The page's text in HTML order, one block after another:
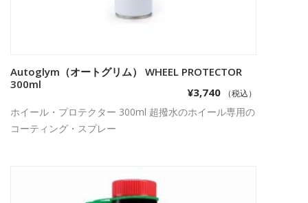
お買い物カゴに追加
Autoglym（オートグリム） WHEEL PROTECTOR
300ml
¥3,740 （税込）
ホイール・プロテクター 300ml 超撥水のホイール専用の
コーティング・スプレー